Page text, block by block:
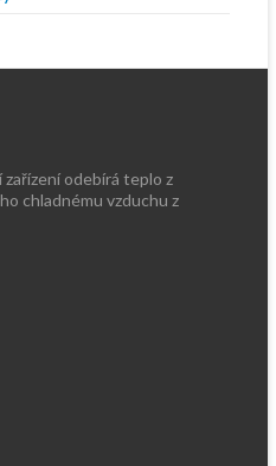
odebírá teplo z
chladnému vzduchu z